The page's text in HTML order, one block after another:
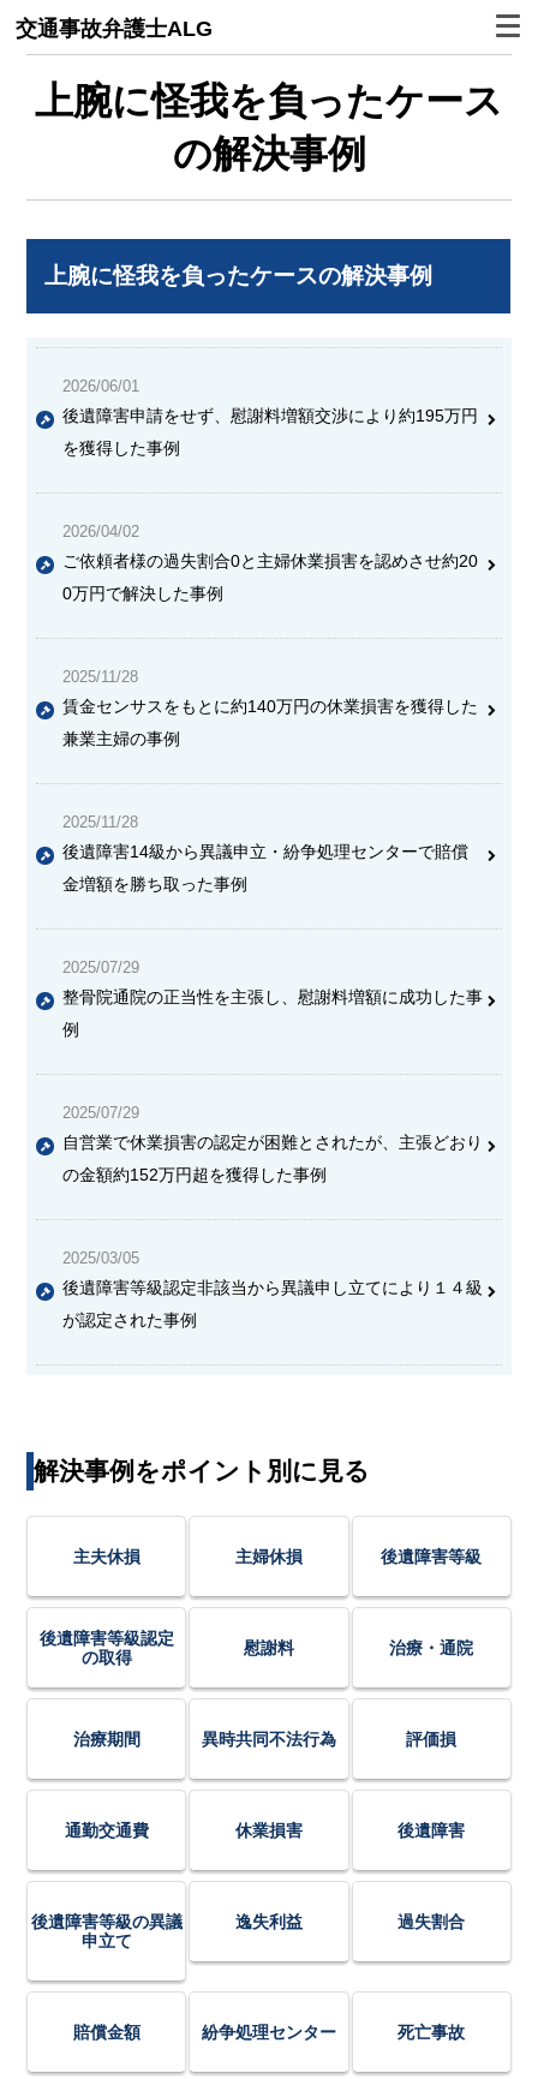
交通事故弁護士ALG
上腕に怪我を負ったケース
の解決事例
上腕に怪我を負ったケースの解決事例
2026/06/01
後遺障害申請をせず、慰謝料増額交渉により約195万円
を獲得した事例
2026/04/02
ご依頼者様の過失割合0と主婦休業損害を認めさせ約20
0万円で解決した事例
2025/11/28
賃金センサスをもとに約140万円の休業損害を獲得した
兼業主婦の事例
2025/11/28
後遺障害14級から異議申立・紛争処理センターで賠償
金増額を勝ち取った事例
2025/07/29
整骨院通院の正当性を主張し、慰謝料増額に成功した事
例
2025/07/29
自営業で休業損害の認定が困難とされたが、主張どおり
の金額約152万円超を獲得した事例
2025/03/05
後遺障害等級認定非該当から異議申し立てにより１４級
が認定された事例
解決事例をポイント別に見る
主夫休損 主婦休損 後遺障害等級
後遺障害等級認定
の取得
慰謝料 治療・通院
治療期間 異時共同不法行為 評価損
通勤交通費 休業損害 後遺障害
後遺障害等級の異議
申立て
逸失利益 過失割合
賠償金額 紛争処理センター 死亡事故